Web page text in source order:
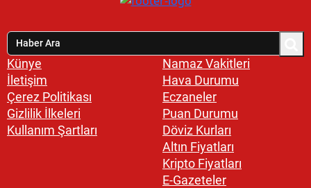
Künye
İletişim
Çerez Politikası
Gizlilik İlkeleri
Kullanım Şartları
Namaz Vakitleri
Hava Durumu
Eczaneler
Puan Durumu
Döviz Kurları
Altın Fiyatları
Kripto Fiyatları
E-Gazeteler